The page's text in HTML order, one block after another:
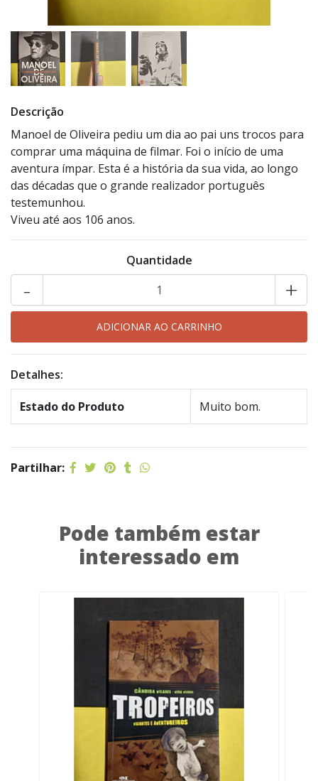
Descrição
Manoel de Oliveira pediu um dia ao pai uns trocos para
comprar uma máquina de filmar. Foi o início de uma
aventura ímpar. Esta é a história da sua vida, ao longo
das décadas que o grande realizador português
testemunhou.
Viveu até aos 106 anos.
Quantidade
+
-
Detalhes:
Estado do Produto Muito bom.
Partilhar:
Pode também estar
interessado em